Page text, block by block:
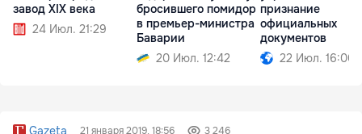
завод XIX века
24 Июл. 21:29
бросившего помидор
в премьер-министра
Баварии
20 Июл. 12:42
признание
официальных
документов
22 Июл. 16:00
21 января 2019, 18:56 3 246